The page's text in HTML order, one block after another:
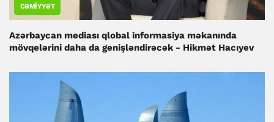
CƏMIYYƏT
Azərbaycan mediası qlobal informasiya məkanında
mövqelərini daha da genişləndirəcək - Hikmət Hacıyev